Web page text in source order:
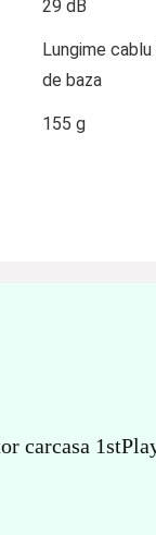
29 dB
Lungime
de baza
155 g
carcasa